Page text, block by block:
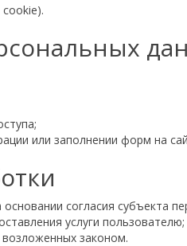
или заполнении форм на
согласия субъекта
услуги пользователю;
законом.